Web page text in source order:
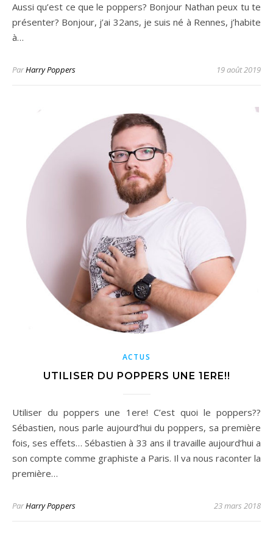
Aussi qu’est ce que le poppers? Bonjour Nathan peux tu te
présenter? Bonjour, j’ai 32ans, je suis né à Rennes, j’habite
à…
ParHarry Poppers 19 août 2019
ACTUS
UTILISER DU POPPERS UNE 1ERE!!
Utiliser du poppers une 1ere! C’est quoi le poppers??
Sébastien, nous parle aujourd’hui du poppers, sa première
fois, ses effets… Sébastien à 33 ans il travaille aujourd’hui a
son compte comme graphiste a Paris. Il va nous raconter la
première…
ParHarry Poppers 23 mars 2018